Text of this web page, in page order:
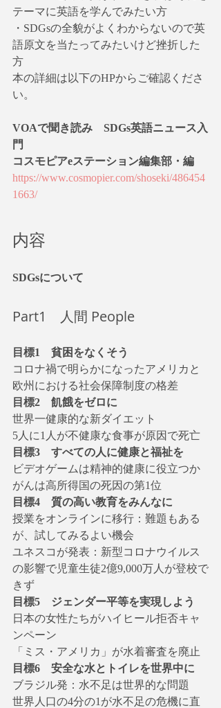
テーマに英語を学んでみたい方
・SDGsの全貌がよくわからないので英
語原文を当たってみたいけど挫折した
方
本の詳細は以下のHPからご確認くださ
い。
VOAで聞き読み　SDGs英語ニュース入
門
コスモピアeステーション編集部・編
https://www.cosmopier.com/shoseki/486454
1663/
内容
SDGsについて
Part1　人間 People
目標1　貧困をなくそう
コロナ禍で明らかになったアメリカと
欧州における社会保障制度の格差
目標2　飢餓をゼロに
世界一健康的な新ダイエット
5人に1人が不健康な食事が原因で死亡
目標3　すべての人に健康と福祉を
ビデオゲームは精神的健康に役立つか
がんは高所得国の死因の第1位
目標4　質の高い教育をみんなに
授業をオンラインに移行：難題もある
が、試してみるよい機会
ユネスコが発表：新型コロナウイルス
の影響で児童生徒2億9,000万人が登校で
きず
目標5　ジェンダー平等を実現しよう
日本の女性たちがハイヒール拒否キャ
ンペーン
「ミス・アメリカ」が水着審査を廃止
目標6　安全な水とトイレを世界中に
ブラジル発：水不足は世界的な問題
世界人口の4分の1が水不足の危機に直